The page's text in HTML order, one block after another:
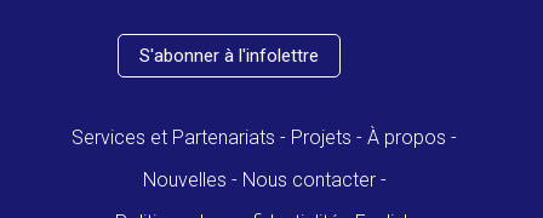
S'abonner à l'infolettre
Services et Partenariats Projets
À propos
Nouvelles
Nous contacter